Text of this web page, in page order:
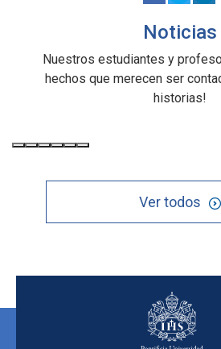
Noticias
Nuestros estudiantes y
hechos que merecen ser
historias!
Ver todos